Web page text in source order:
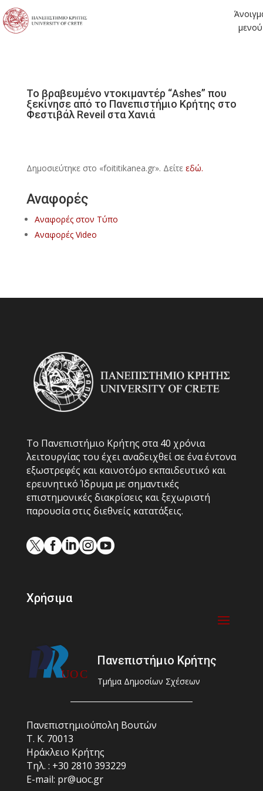
μενού
Το βραβευμένο ντοκιμαντέρ “Ashes” που
ξεκίνησε από το Πανεπιστήμιο Κρήτης στο
Φεστιβάλ Reveil στα Χανιά
Δημοσιεύτηκε στο «foititikanea.gr». Δείτεεδώ.
Αναφορές
Αναφορές στον Τύπο
Αναφορές Video
Το Πανεπιστήμιο Κρήτης στα 40 χρόνια
λειτουργίας του έχει αναδειχθεί σε ένα έντονα
εξωστρεφές και καινοτόμο εκπαιδευτικό και
ερευνητικό Ίδρυμα με σημαντικές
επιστημονικές διακρίσεις και ξεχωριστή
παρουσία στις διεθνείς κατατάξεις.

Χρήσιμα
Πανεπιστήμιο Κρήτης
Τμήμα Δημοσίων Σχέσεων
Πανεπιστημιούπολη Βουτών
Τ. Κ. 70013
Ηράκλειο Κρήτης
Τηλ. : +30 2810 393229
E-mail: pr@uoc.gr